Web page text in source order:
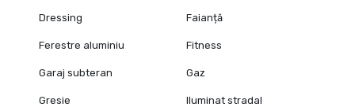
Dressing Faianță
Ferestre aluminiu Fitness
Garaj subteran Gaz
Gresie Iluminat stradal